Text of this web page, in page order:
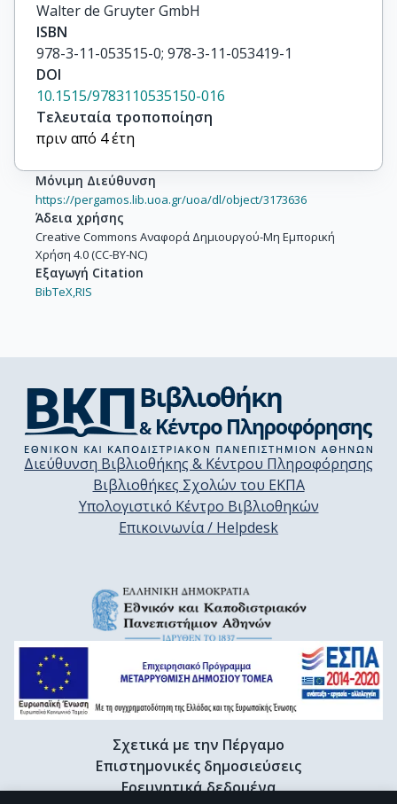
Walter de Gruyter GmbH
ISBN
978-3-11-053515-0; 978-3-11-053419-1
DOI
10.1515/9783110535150-016
Τελευταία τροποποίηση
πριν από 4 έτη
Μόνιμη Διεύθυνση
https://pergamos.lib.uoa.gr/uoa/dl/object/3173636
Άδεια χρήσης
Creative Commons Αναφορά Δημιουργού-Μη Εμπορική
Χρήση 4.0 (CC-BY-NC)
Εξαγωγή Citation
BibTeX,RIS
Διεύθυνση Βιβλιοθήκης & Κέντρου Πληροφόρησης
Βιβλιοθήκες Σχολών του ΕΚΠΑ
Υπολογιστικό Κέντρο Βιβλιοθηκών
Επικοινωνία / Helpdesk
Σχετικά με την Πέργαμο
Επιστημονικές δημοσιεύσεις
Ερευνητικά δεδομένα